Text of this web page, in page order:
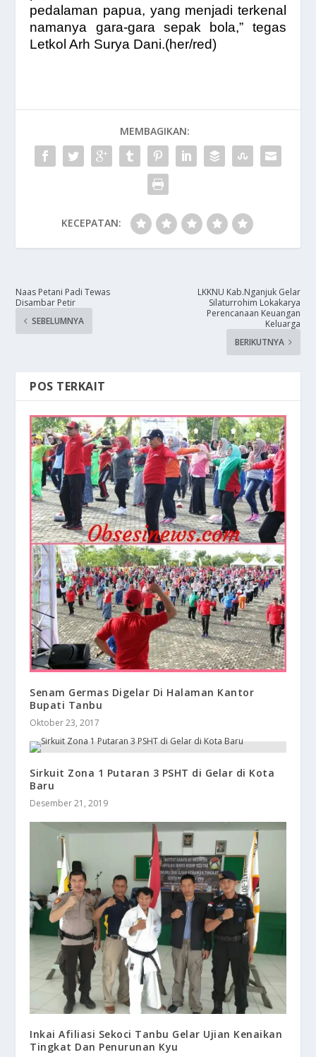
pedalaman papua, yang menjadi terkenal
namanya gara-gara sepak bola,” tegas
Letkol Arh Surya Dani.(her/red)
MEMBAGIKAN:
KECEPATAN:
​Naas Petani Padi Tewas
Disambar Petir
SEBELUMNYA
​LKKNU Kab.Nganjuk Gelar
Silaturrohim Lokakarya
Perencanaan Keuangan
Keluarga
BERIKUTNYA
POS TERKAIT
Senam Germas Digelar Di Halaman Kantor
Bupati Tanbu
Oktober 23, 2017
Sirkuit Zona 1 Putaran 3 PSHT di Gelar di Kota
Baru
Desember 21, 2019
Inkai Afiliasi Sekoci Tanbu Gelar Ujian Kenaikan
Tingkat Dan Penurunan Kyu